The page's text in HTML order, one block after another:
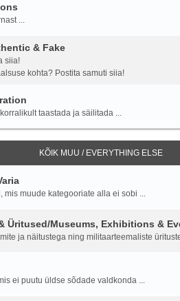
...
& Fake
siia!
kohta? Postita samuti siia!
taastada ja säilitada ...
KÕIK MUU / EVERYTHING ELSE
mis muude kategooriate alla ei sobi ...
Üritused/Museums, Exhibitions &
ja näitustega ning militaarteemaliste
ei puutu üldse sõdade valdkonda ...